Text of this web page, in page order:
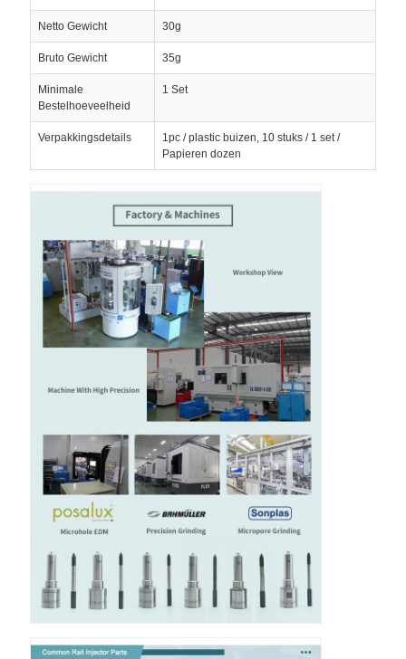
Netto Gewicht 30g
Bruto Gewicht 35g
Minimale
Bestelhoeveelheid
1 Set
Verpakkingsdetails
1pc / plastic buizen, 10 stuks / 1 set /
Papieren dozen